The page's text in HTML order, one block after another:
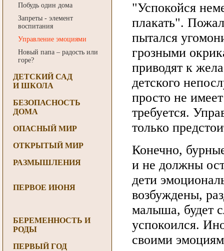
Побудь один дома
Запреты - элемент
воспитания
Управление эмоциями
Новый папа – радость или
горе?
ДЕТСКИЙ САД
И ШКОЛА
БЕЗОПАСНОСТЬ
ДОМА
ОПАСНЫЙ МИР
ОТКРЫТЫЙ МИР
РАЗМЫШЛЕНИЯ
ПЕРВОЕ ИЮНЯ
БЕРЕМЕННОСТЬ И
РОДЫ
ПЕРВЫЙ ГОД
"Успокойся
плакать".
пытался
грозными
приводят к
детского
просто не
требуется.
только
Конечно,
и не должны
дети
возбуждены,
малыша, будет
успокоился.
своими